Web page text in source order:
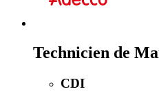
Technicien de
CDI